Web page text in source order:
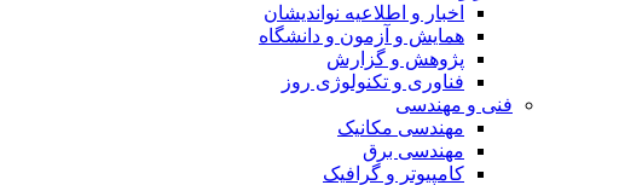
اخبار و اطلاعیه نواندیشان
همایش و آزمون و دانشگاه
پژوهش و گزارش
فناوری و تکنولوژی روز
فنی و مهندسی
مهندسی مکانیک
مهندسی برق
کامپیوتر و گرافیک